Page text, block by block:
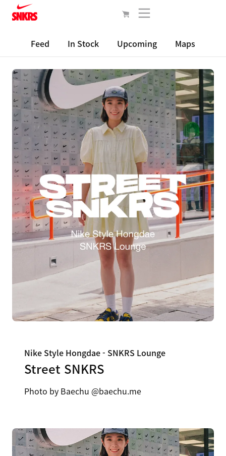
Feed In Stock Upcoming Maps
Nike Style Hongdae - SNKRS Lounge
Street SNKRS
Photo by Baechu ​ @baechu.me